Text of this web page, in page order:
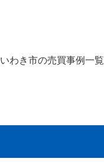
いわき市の売買事例一覧